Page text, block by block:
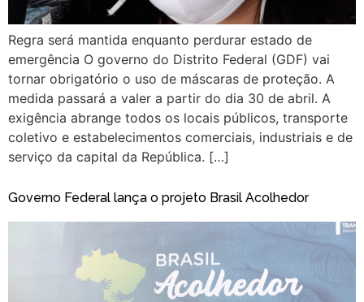
Regra será mantida enquanto perdurar estado de
emergência O governo do Distrito Federal (GDF) vai
tornar obrigatório o uso de máscaras de proteção. A
medida passará a valer a partir do dia 30 de abril. A
exigência abrange todos os locais públicos, transporte
coletivo e estabelecimentos comerciais, industriais e de
serviço da capital da República. […]
Governo Federal lança o projeto Brasil Acolhedor